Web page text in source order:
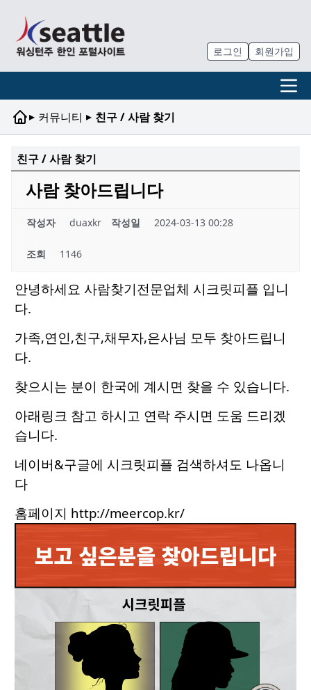
로그인 회원가입
▸ 커뮤니티 ▸ 친구 / 사람 찾기
친구 / 사람 찾기
사람 찾아드립니다
작성자 duaxkr 작성일 2024-03-13 00:28
조회 1146
안녕하세요 사람찾기전문업체 시크릿피플 입니
다.
가족,연인,친구,채무자,은사님 모두 찾아드립니
다.
찾으시는 분이 한국에 계시면 찾을 수 있습니다.
아래링크 참고 하시고 연락 주시면 도움 드리겠
습니다.
네이버&구글에 시크릿피플 검색하셔도 나옵니
다
홈페이지 http://meercop.kr/